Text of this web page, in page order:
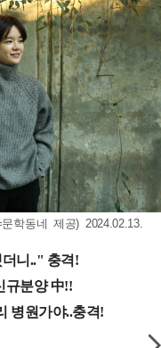
학동네 제공) 2024.02.13.